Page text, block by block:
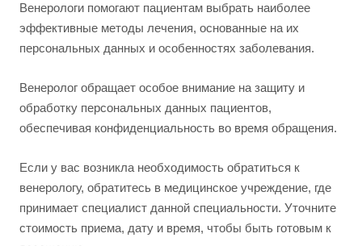
Венерологи помогают пациентам выбрать наиболее
эффективные методы лечения, основанные на их
персональных данных и особенностях заболевания.
Венеролог обращает особое внимание на защиту и
обработку персональных данных пациентов,
обеспечивая конфиденциальность во время обращения.
Если у вас возникла необходимость обратиться к
венерологу, обратитесь в медицинское учреждение, где
принимает специалист данной специальности. Уточните
стоимость приема, дату и время, чтобы быть готовым к